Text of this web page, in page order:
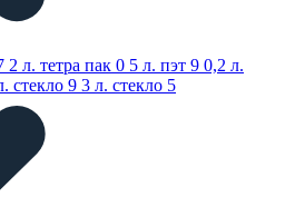
2 л. тетра пак 0 5 л. пэт 9 0,2 л.
стекло 9 3 л. стекло 5